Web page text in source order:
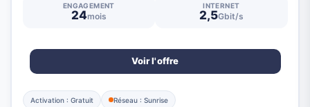
ENGAGEMENT
24mois
INTERNET
2,5Gbit/s
Voir l'offre
Activation : Gratuit Réseau : Sunrise